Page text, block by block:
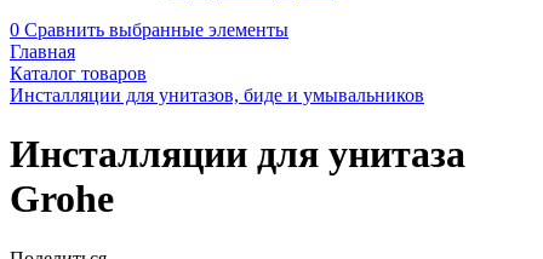
0 Сравнить выбранные элементы
Главная
Каталог товаров
Инсталляции для унитазов, биде и умывальников
Инсталляции для унитаза
Grohe